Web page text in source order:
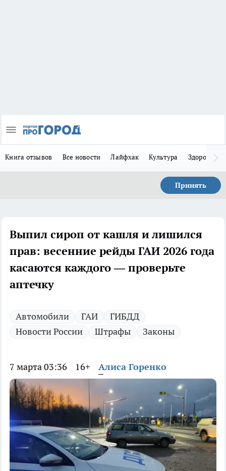
Книга отзывов Все новости Лайфхак Культура Здоровье
Принять
Выпил сироп от кашля и лишился
прав: весенние рейды ГАИ 2026 года
касаются каждого — проверьте
аптечку
Автомобили ГАИ
ГИБДД
Новости России
Штрафы Законы
7 марта 03:36 16+ Алиса Горенко